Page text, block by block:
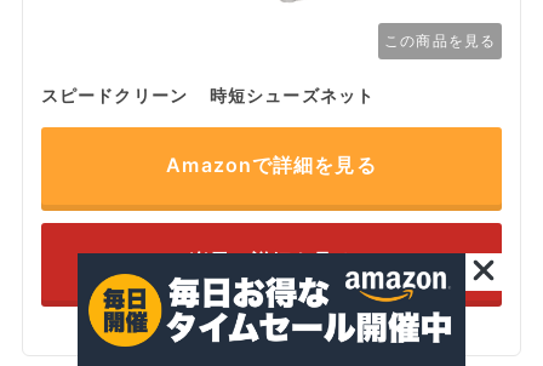
この商品を見る
スピードクリーン 時短シューズネット
Amazonで詳細を見る
楽天で詳細を見る